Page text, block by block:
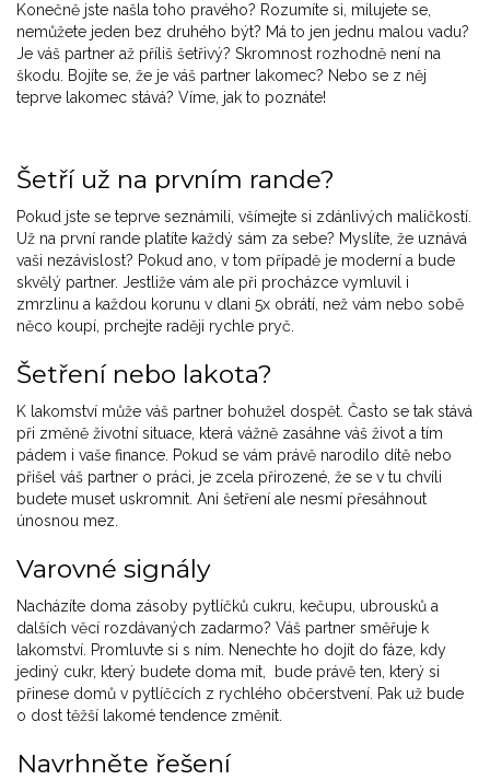
Konečně jste našla toho pravého? Rozumíte si, milujete se,
nemůžete jeden bez druhého být? Má to jen jednu malou vadu?
Je váš partner až příliš šetřivý? Skromnost rozhodně není na
škodu. Bojíte se, že je váš partner lakomec? Nebo se z něj
teprve lakomec stává? Víme, jak to poznáte!
Šetří už na prvním rande?
Pokud jste se teprve seznámili, všímejte si zdánlivých maličkostí.
Už na první rande platíte každý sám za sebe? Myslíte, že uznává
vaši nezávislost? Pokud ano, v tom případě je moderní a bude
skvělý partner. Jestliže vám ale při procházce vymluvil i
zmrzlinu a každou korunu v dlani 5x obrátí, než vám nebo sobě
něco koupí, prchejte raději rychle pryč.
Šetření nebo lakota?
K lakomství může váš partner bohužel dospět. Často se tak stává
při změně životní situace, která vážně zasáhne váš život a tím
pádem i vaše finance. Pokud se vám právě narodilo dítě nebo
přišel váš partner o práci, je zcela přirozené, že se v tu chvíli
budete muset uskromnit. Ani šetření ale nesmí přesáhnout
únosnou mez.
Varovné signály
Nacházíte doma zásoby pytlíčků cukru, kečupu, ubrousků a
dalších věcí rozdávaných zadarmo? Váš partner směřuje k
lakomství. Promluvte si s ním. Nenechte ho dojít do fáze, kdy
jediný cukr, který budete doma mít, bude právě ten, který si
přinese domů v pytlíčcích z rychlého občerstvení. Pak už bude
o dost těžší lakomé tendence změnit.
Navrhněte řešení